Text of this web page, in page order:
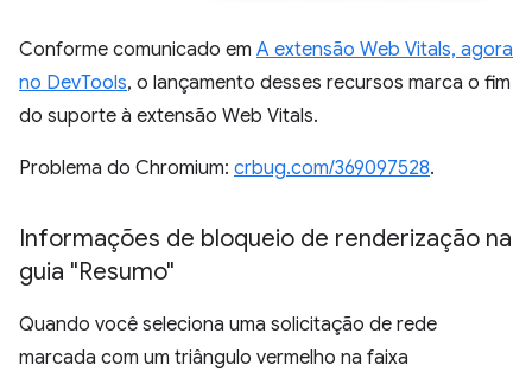
Conforme comunicado em A extensão Web Vitals, agora
no DevTools, o lançamento desses recursos marca o fim
do suporte à extensão Web Vitals.
Problema do Chromium: crbug.com/369097528.
Informações de bloqueio de renderização na
guia "Resumo"
Quando você seleciona uma solicitação de rede
marcada com um triângulo vermelho na faixa